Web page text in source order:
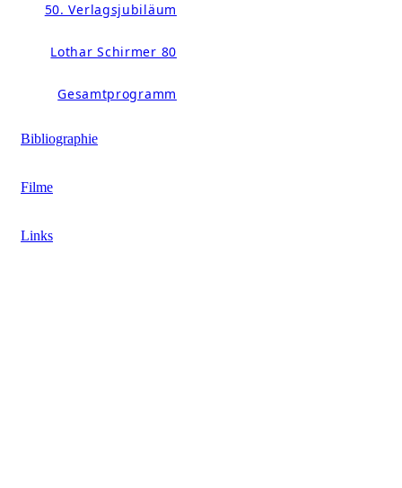
50. Verlagsjubiläum
Lothar Schirmer 80
Gesamtprogramm
Bibliographie
Filme
Links